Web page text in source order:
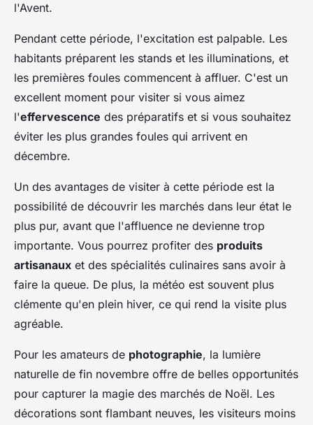
l'Avent.
Pendant cette période, l'excitation est palpable. Les
habitants préparent les stands et les illuminations, et
les premières foules commencent à affluer. C'est un
excellent moment pour visiter si vous aimez
l'effervescence des préparatifs et si vous souhaitez
éviter les plus grandes foules qui arrivent en
décembre.
Un des avantages de visiter à cette période est la
possibilité de découvrir les marchés dans leur état le
plus pur, avant que l'affluence ne devienne trop
importante. Vous pourrez profiter des produits
artisanaux et des spécialités culinaires sans avoir à
faire la queue. De plus, la météo est souvent plus
clémente qu'en plein hiver, ce qui rend la visite plus
agréable.
Pour les amateurs de photographie, la lumière
naturelle de fin novembre offre de belles opportunités
pour capturer la magie des marchés de Noël. Les
décorations sont flambant neuves, les visiteurs moins